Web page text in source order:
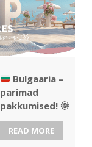
Bulgaaria –
parimad
pakkumised! 🌞
READ MORE